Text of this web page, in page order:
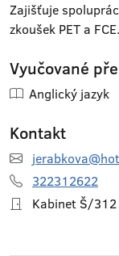
Zajišťuje
zkoušek PET a FCE.
Vyučované
Anglický jazyk
Kontakt
322312622
Kabinet Š/312